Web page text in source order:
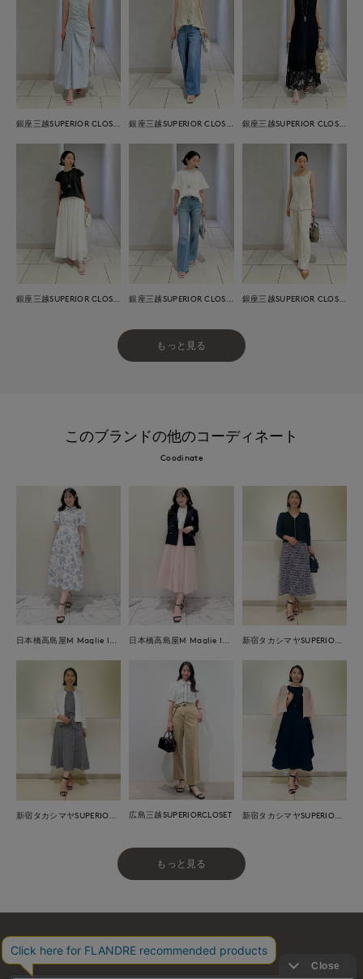
もっと見る
このブランドの他のコーディネート
Coodinate
広島三越SUPERIORCLOSET
もっと見る